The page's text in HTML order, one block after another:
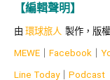
【編輯聲明】
由 環球旅人 製作，版
MEWE Facebook
Line Today｜ Podcast